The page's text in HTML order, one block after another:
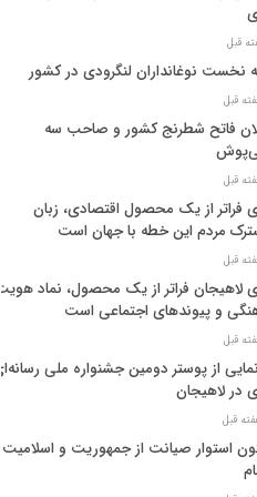
نخست نوغانداران لنگرودی در کشور
فاتح شطرنج کشور و صاحب سه
فراتر از یک محصول اقتصادی، زبان
مردم این خطه با جهان است
لاهیجان فراتر از یک محصول، نماد هویت
و پیوندهای اجتماعی است
از پوستر دومین جشنواره ملی رسانه‌ای
در لاهیجان
استوار صیانت از جمهوریت و اسلامیت